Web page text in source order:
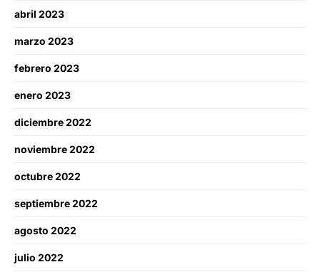
abril 2023
marzo 2023
febrero 2023
enero 2023
diciembre 2022
noviembre 2022
octubre 2022
septiembre 2022
agosto 2022
julio 2022